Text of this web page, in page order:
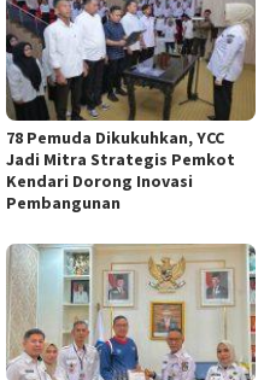
78 Pemuda Dikukuhkan, YCC
Jadi Mitra Strategis Pemkot
Kendari Dorong Inovasi
Pembangunan